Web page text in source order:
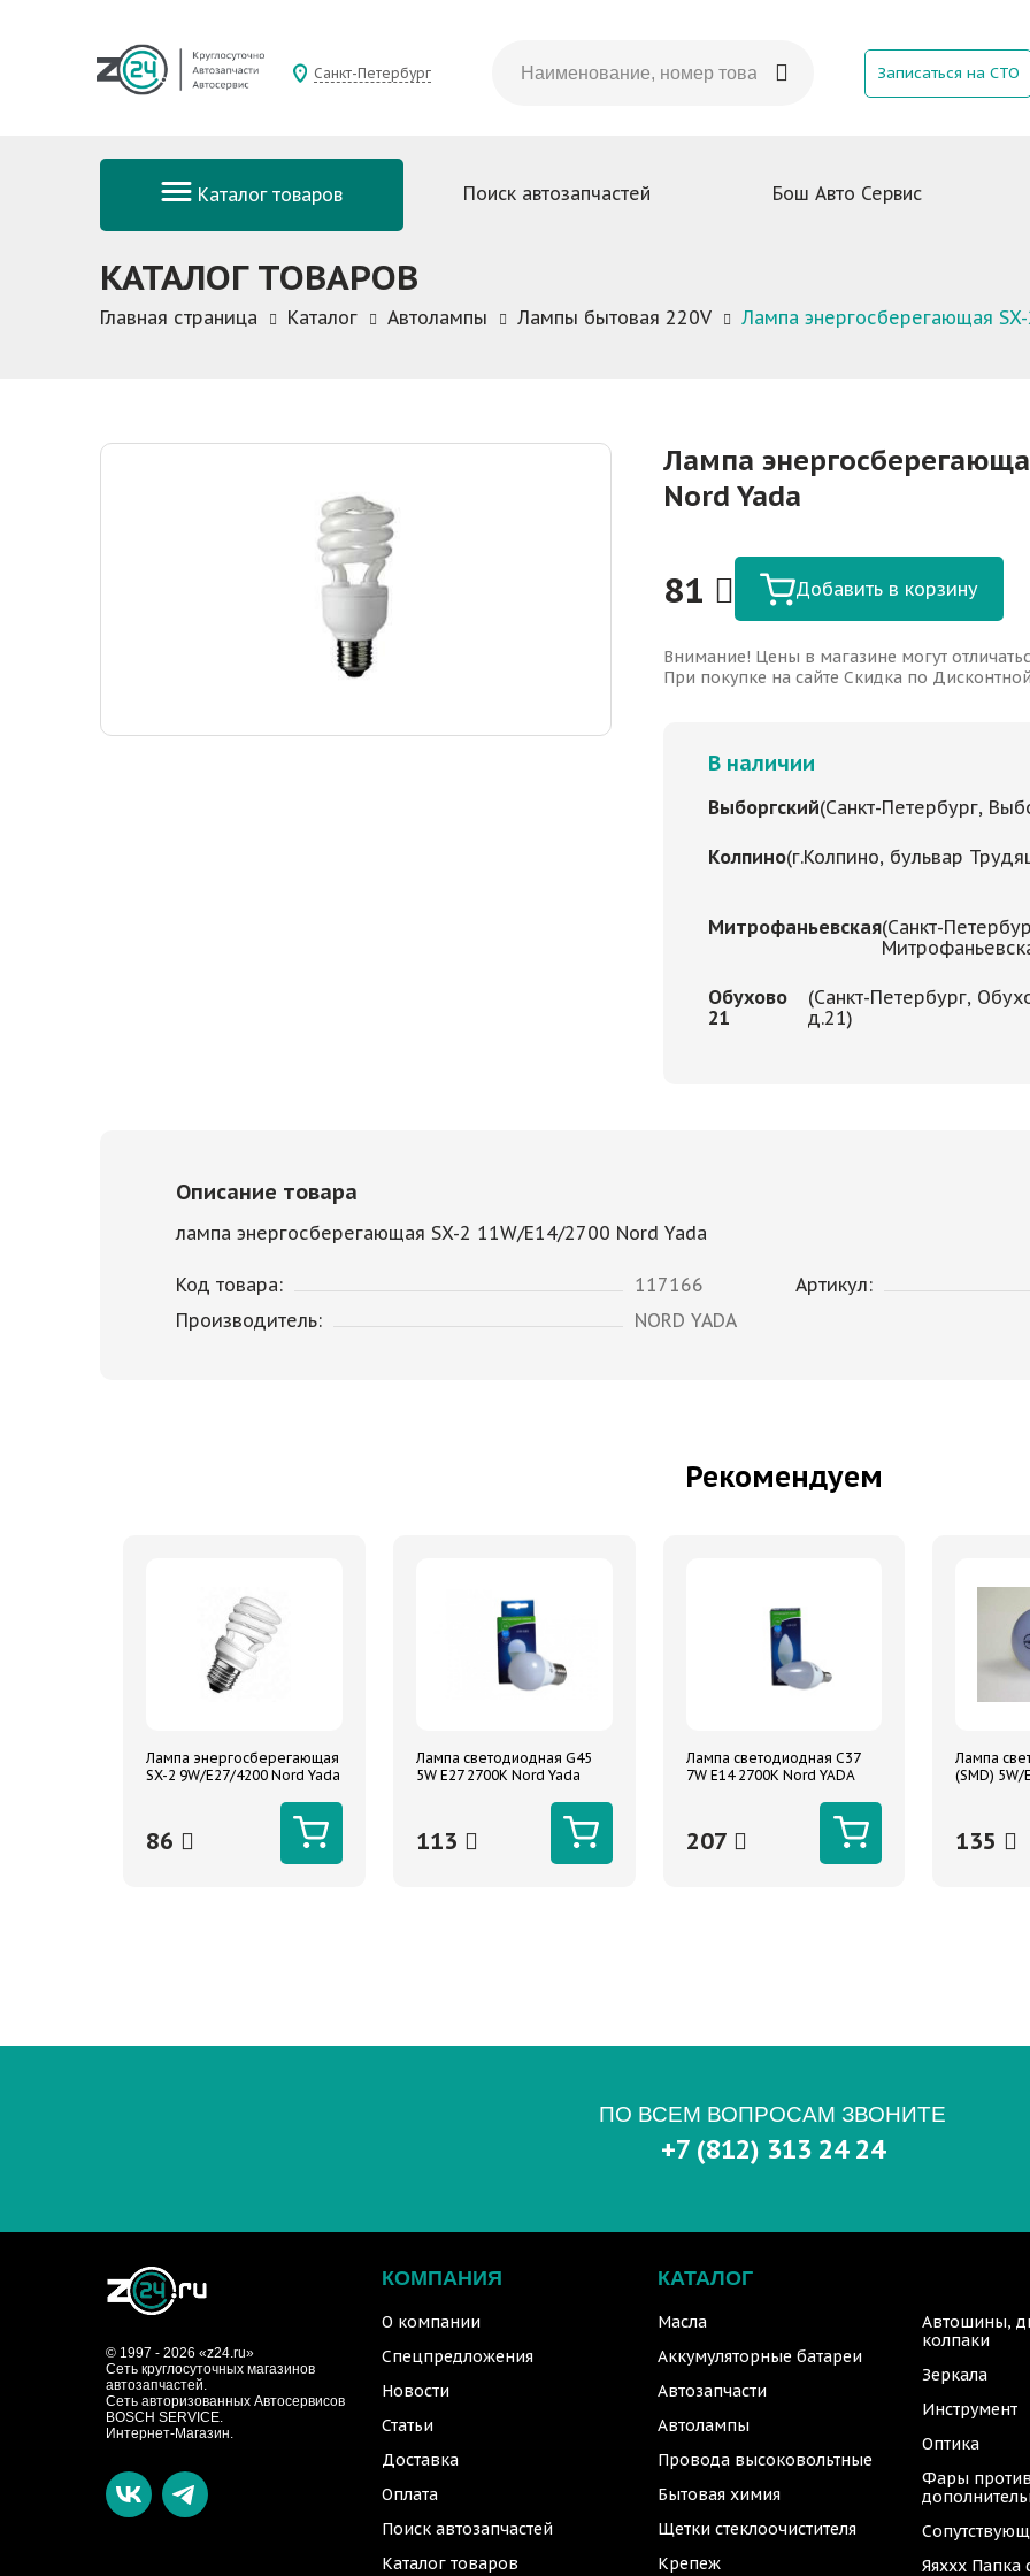
Санкт-Петербург Записаться на СТО
Каталог товаров Поиск автозапчастей Бош Авто Сервис
КАТАЛОГ ТОВАРОВ
Главная страница Каталог Автолампы Лампы бытовая 220V Лампа энергосберегающая
Лампа
Nord Yada
81 Добавить в корзину
Внимание! Цены в магазине могут
При покупке на сайте Скидка по
В наличии
Выборгский(Санкт-Петербург,
Колпино(г.Колпино, бульвар
Митрофаньевская(Санкт-
Обухово
21
(Санкт-Петербург,
д.21)
Описание товара
лампа энергосберегающая SX-2 11W/E14/2700 Nord Yada
Код товара:
117166
Производитель:
NORD YADA
Артикул:
Рекомендуем
Лампа энергосберегающая
SX-2 9W/E27/4200 Nord Yada
86
Лампа светодиодная G45
5W E27 2700K Nord Yada
113
Лампа светодиодная C37
7W E14 2700K Nord YADA
207
Лампа
(SMD) 5W/
135
ПО ВСЕМ ВОПРОСАМ ЗВОНИТЕ
+7 (812) 313 24 24
© 1997 - 2026 «z24.ru»
Cеть круглосуточных магазинов
автозапчастей.
Сеть авторизованных Автосервисов
BOSCH SERVICE.
Интернет-Магазин.
КОМПАНИЯ
О компании
Спецпредложения
Новости
Статьи
Доставка
Оплата
Поиск автозапчастей
Каталог товаров
КАТАЛОГ
Масла
Аккумуляторные батареи
Автозапчасти
Автолампы
Провода высоковольтные
Бытовая химия
Щетки стеклоочистителя
Крепеж
Автошины,
колпаки
Зеркала
Инструмент
Оптика
Фары
Яяххх Папка